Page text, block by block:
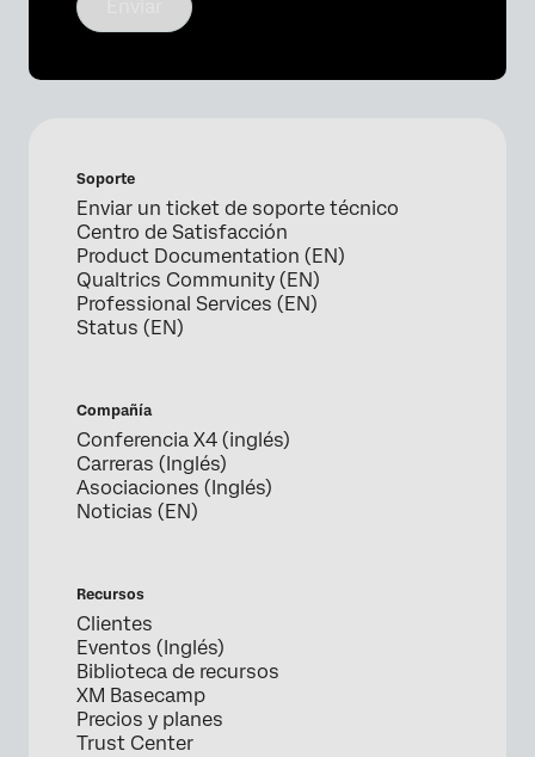
Soporte
Enviar un ticket de soporte técnico
Centro de Satisfacción
Product Documentation (EN)
Qualtrics Community (EN)
Professional Services (EN)
Status (EN)
Compañía
Conferencia X4 (inglés)
Carreras (Inglés)
Asociaciones (Inglés)
Noticias (EN)
Recursos
Clientes
Eventos (Inglés)
Biblioteca de recursos
XM Basecamp
Precios y planes
Trust Center